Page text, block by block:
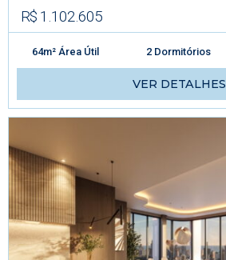
R$ 1.102.605
64m² Área Útil 2 Dormitórios
VER DETALHES